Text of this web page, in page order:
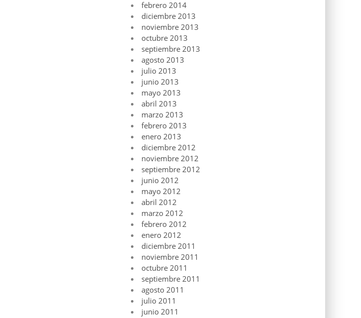
febrero 2014
diciembre 2013
noviembre 2013
octubre 2013
septiembre 2013
agosto 2013
julio 2013
junio 2013
mayo 2013
abril 2013
marzo 2013
febrero 2013
enero 2013
diciembre 2012
noviembre 2012
septiembre 2012
junio 2012
mayo 2012
abril 2012
marzo 2012
febrero 2012
enero 2012
diciembre 2011
noviembre 2011
octubre 2011
septiembre 2011
agosto 2011
julio 2011
junio 2011